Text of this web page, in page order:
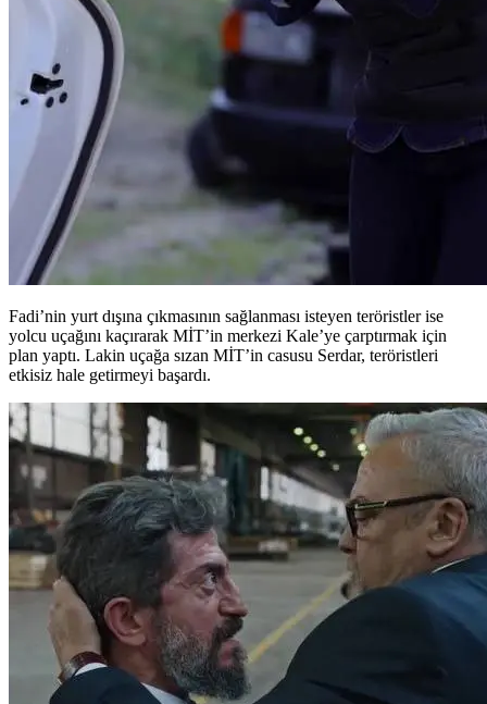
Fadi’nin yurt dışına çıkmasının sağlanması isteyen teröristler ise
yolcu uçağını kaçırarak MİT’in merkezi Kale’ye çarptırmak için
plan yaptı. Lakin uçağa sızan MİT’in casusu Serdar, teröristleri
etkisiz hale getirmeyi başardı.